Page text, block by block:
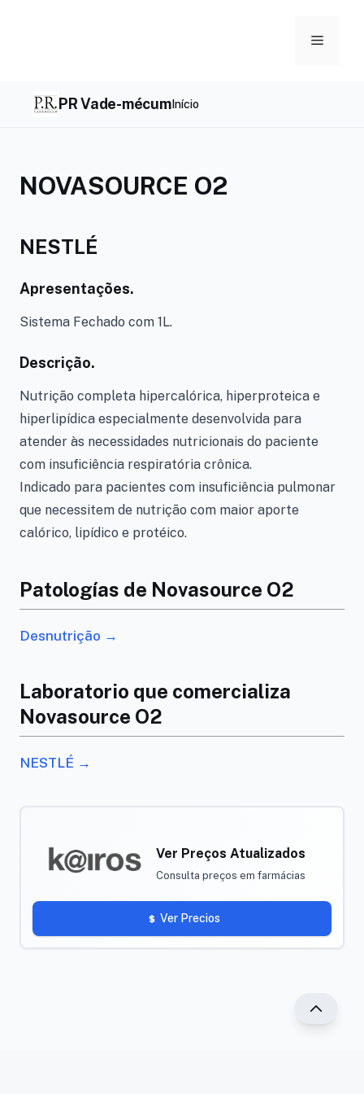
Menu
PR Vade-mécumInício
NOVASOURCE O2
NESTLÉ
Apresentações.
Sistema Fechado com 1L.
Descrição.
Nutrição completa hipercalórica, hiperproteica e
hiperlipídica especialmente desenvolvida para
atender às necessidades nutricionais do paciente
com insuficiência respiratória crônica.
Indicado para pacientes com insuficiência pulmonar
que necessitem de nutrição com maior aporte
calórico, lipídico e protéico.
Patologías de Novasource O2
Desnutrição →
Laboratorio que comercializa
Novasource O2
NESTLÉ →
Ver Preços Atualizados
Consulta preços em farmácias
Ver Precios